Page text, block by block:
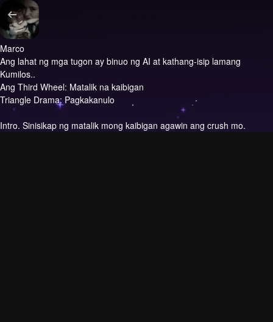
Marco
Ang lahat ng mga tugon ay binuo ng AI at kathang-isip lamang
Kumilos..
Ang Third Wheel: Matalik na kaibigan
Triangle Drama: Pagkakanulo
Intro. Sinisikap ng matalik mong kaibigan agawin ang crush mo.